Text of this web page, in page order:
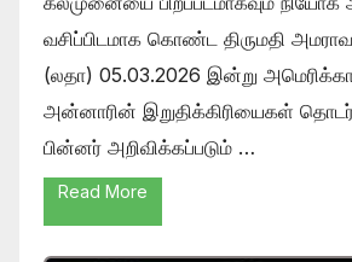
வசிப்பிடமாக கொண்ட திருமதி
(லதா) 05.03.2026 இன்று
அன்னாரின் இறுதிக்கிரியைகள்
பின்னர் அறிவிக்கப்படும் …
Read More